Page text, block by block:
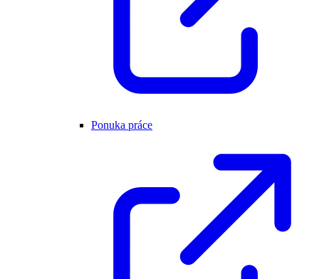
Ponuka práce